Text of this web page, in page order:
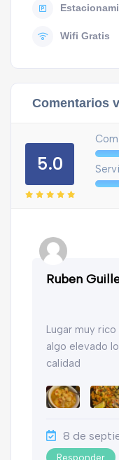
Wifi Gratis
Comentarios
5.0
Ruben
Lugar muy
algo elevado
calidad
8 de
Responder